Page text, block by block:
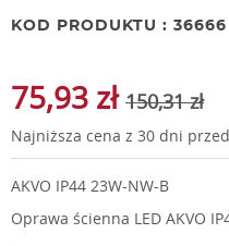
KOD PRODUKTU : 36666
75,93 zł 150,31 zł
Najniższa cena z 30 dni
AKVO IP44 23W-NW-B
Oprawa ścienna LED AKVO